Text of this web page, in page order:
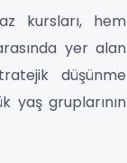
kursları, hem
yer alan
düşünme
yaş gruplarının